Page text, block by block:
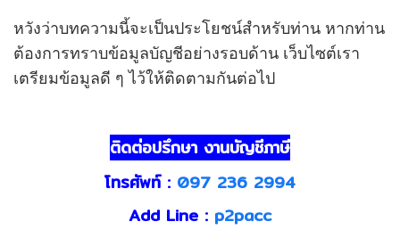
หวังว่าบทความนี้จะเป็นประโยชน์สำหรับท่าน หากท่าน
ต้องการทราบข้อมูลบัญชีอย่างรอบด้าน เว็บไซต์เรา
เตรียมข้อมูลดี ๆ ไว้ให้ติดตามกันต่อไป
ติดต่อปรึกษา งานบัญชีภาษี
โทรศัพท์ : 097 236 2994
Add Line : p2pacc